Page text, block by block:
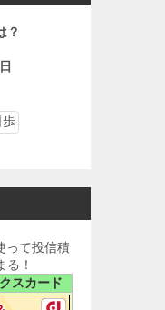
？
って投信積
る！
スカード